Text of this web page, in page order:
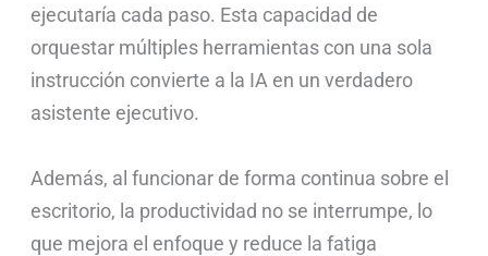
ejecutaría cada paso. Esta capacidad de
orquestar múltiples herramientas con una sola
instrucción convierte a la IA en un verdadero
asistente ejecutivo.
Además, al funcionar de forma continua sobre el
escritorio, la productividad no se interrumpe, lo
que mejora el enfoque y reduce la fatiga